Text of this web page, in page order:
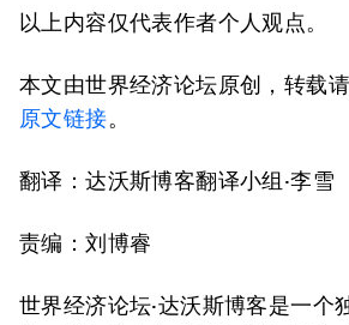
以上内容仅代表作者个人观点。
本文由世界经济论坛原创，转载
原文链接。
翻译：达沃斯博客翻译小组·李雪
责编：刘博睿
世界经济论坛·达沃斯博客是一个